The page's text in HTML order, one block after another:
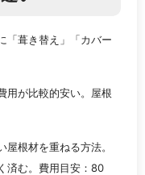
「葺き替え」「カバー
用が比較的安い。屋根
根材を重ねる方法。
済む。費用目安：80